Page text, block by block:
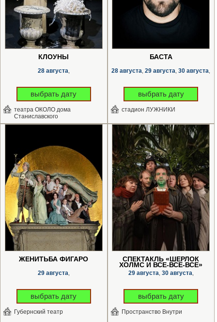
КЛОУНЫ
28 августа
выбрать дату
театра ОКОЛО дома
Станиславского
БАСТА
28 августа 29 августа 30 августа
выбрать дату
стадион ЛУЖНИКИ
ЖЕНИТЬБА ФИГАРО
29 августа
выбрать дату
Губернский театр
СПЕКТАКЛЬ «ШЕРЛОК
ХОЛМС И ВСЕ-ВСЕ-ВСЕ»
29 августа 30 августа
выбрать дату
Пространство Внутри